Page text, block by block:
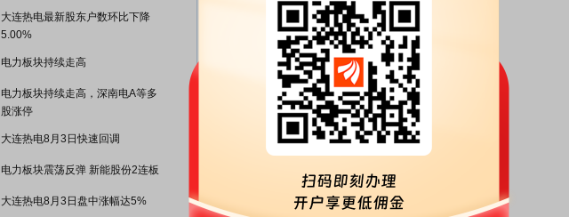
大连热电最新股东户数环比下降
5.00%
电力板块持续走高
电力板块持续走高，深南电A等多
股涨停
大连热电8月3日快速回调
电力板块震荡反弹 新能股份2连板
大连热电8月3日盘中涨幅达5%
告
大连热电:辽宁槐城律师事务所关
于大连热电股份有限公司2026年
第二次临时股东会之法律意见书
大连热电:大连热电股份有限公司
2026年半年度业绩预盈公告
大连热电:大连热电股份有限公司
料
大连热电:大连热电股份有限公司
06-30